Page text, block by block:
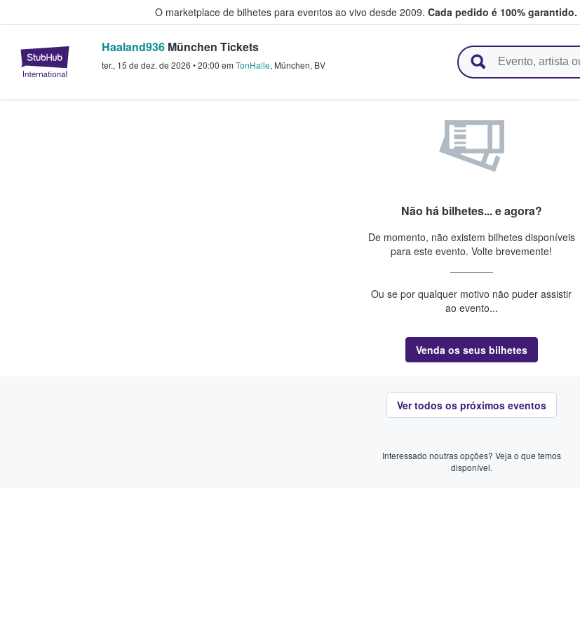
O marketplace de bilhetes para eventos ao vivo desde 2009. Cada pedido é 100% garantido.
StubHub – onde os fãs compram e vendem bilhetes
Haaland936 München Tickets
ter., 15 de dez. de 2026 •20:00 em TonHalle, München, BV
Não há bilhetes... e agora?
De momento, não existem bilhetes disponíveis
para este evento. Volte brevemente!
Ou se por qualquer motivo não puder assistir
ao evento...
Venda os seus bilhetes
Ver todos os próximos eventos
Interessado noutras opções? Veja o que temos
disponível.